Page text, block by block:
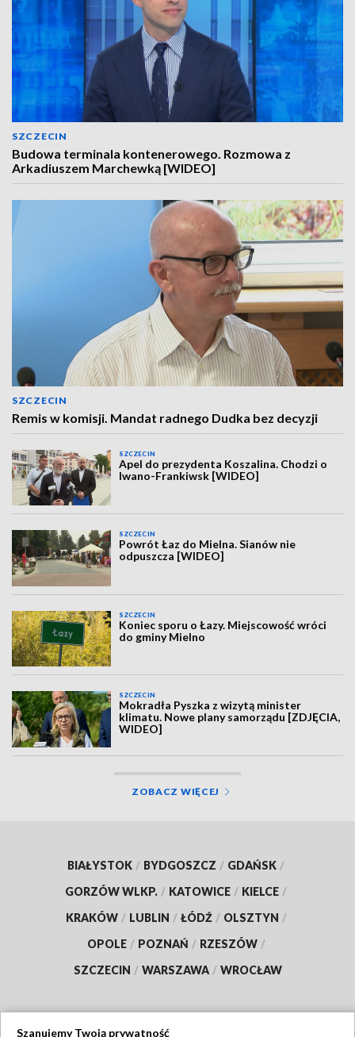
SZCZECIN
Budowa terminala kontenerowego. Rozmowa z
Arkadiuszem Marchewką [WIDEO]
SZCZECIN
Remis w komisji. Mandat radnego Dudka bez decyzji
SZCZECIN
Apel do prezydenta Koszalina. Chodzi o
Iwano-Frankiwsk [WIDEO]
SZCZECIN
Powrót Łaz do Mielna. Sianów nie
odpuszcza [WIDEO]
SZCZECIN
Koniec sporu o Łazy. Miejscowość wróci
do gminy Mielno
SZCZECIN
Mokradła Pyszka z wizytą minister
klimatu. Nowe plany samorządu [ZDJĘCIA,
WIDEO]
ZOBACZ WIĘCEJ
BIAŁYSTOK / BYDGOSZCZ / GDAŃSK /
GORZÓW WLKP. / KATOWICE / KIELCE /
KRAKÓW / LUBLIN / ŁÓDŹ / OLSZTYN /
OPOLE / POZNAŃ / RZESZÓW /
SZCZECIN / WARSZAWA / WROCŁAW
Szanujemy Twoją prywatność